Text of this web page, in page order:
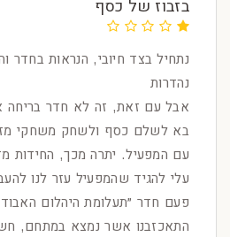
בזבוז של כסף
נתחיל בצד חיובי, הנראות בחדר
נהדרות
אבל עם זאת, זה לא חדר בריחה
בא לשלם כסף ולשחק משחקי
עם המפעיל. יתרה מכך, החידות
עלי להגיד שהמפעיל עזר לנו
פעם חדר ״תעלומת היהלום
התאכזבנו אשר נמצא במתחם,